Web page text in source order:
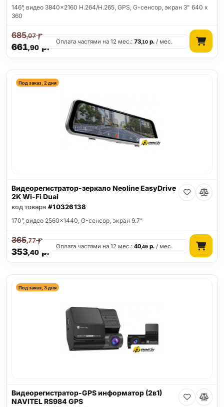
146°, видео 3840x2160 H.264/H.265, GPS, G-сенсор, экран 3" 640 x
360
661,90р.
685,07р.
Оплата частями на 12 мес.:73,10 р. / мес.
Под заказ, 2 дня
Видеорегистратор-зеркало Neoline EasyDrive
2K Wi-Fi Dual
код товара #10326138
170°, видео 2560x1440, G-сенсор, экран 9.7"
353,40р.
365,77р.
Оплата частями на 12 мес.:40,49 р. / мес.
Под заказ, 3 дня
Видеорегистратор-GPS информатор (2в1)
NAVITEL RS984 GPS